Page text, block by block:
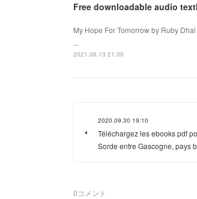
Free downloadable audio
My Hope For Tomorrow by Ruby
...
2021.06.13 21:30
2020.09.30 19:10
Téléchargez les ebooks pdf
Sorde entre Gascogne, pays
0コメント